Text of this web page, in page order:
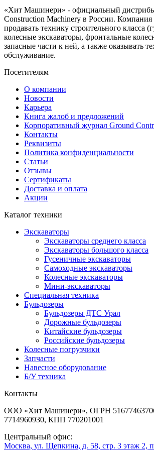
«Хит Машинери» - официальный
Construction Machinery в России.
продавать технику строительного класса
колесные экскаваторы, фронтальные
запасные части к ней, а также оказывать
обслуживание.
Посетителям
О компании
Новости
Карьера
Книга жалоб и предложений
Корпоративный журнал Ground
Контакты
Реквизиты
Политика конфиденциальности
Статьи
Отзывы
Сертификаты
Доставка и оплата
Акции
Каталог техники
Экскаваторы
Экскаваторы среднего класса
Экскаваторы большого класса
Гусеничные экскаваторы
Самоходные экскаваторы
Колесные экскаваторы
Мини-экскаваторы
Специальная техника
Бульдозеры
Бульдозеры ДТС Урал
Дорожные бульдозеры
Китайские бульдозеры
Российские бульдозеры
Колесные погрузчики
Запчасти
Навесное оборудование
Б/У техника
Контакты
ООО «Хит Машинери», ОГРН
7714960930, КПП 770201001
Центральный офис:
Москва, ул. Щепкина, д. 58, стр. 3 этаж 2,